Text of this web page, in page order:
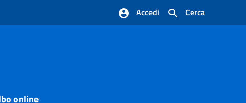
Cerca
Accedi
online